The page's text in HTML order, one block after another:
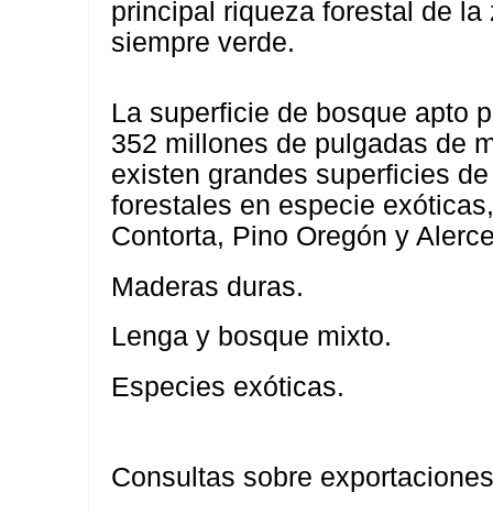
principal riqueza forestal de
siempre verde.
La superficie de bosque apto
352 millones de pulgadas de
existen grandes superficies
forestales en especie
Contorta, Pino Oregón y
Maderas duras.
Lenga y bosque mixto.
Especies exóticas.
Consultas sobre